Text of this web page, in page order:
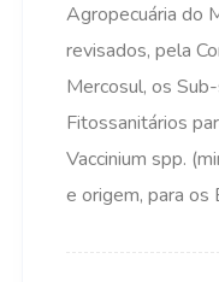
Agropecuária do
revisados, pela
Mercosul, os
Fitossanitários
Vaccinium spp.
e origem, para